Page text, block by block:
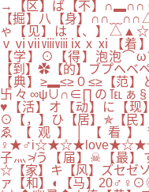
→【区】ば【不】
【掘】八【身】
ゃ【见】は【、】
ⅴⅵⅶⅷⅷⅸⅹⅺ【着】◐
【学】⊙【得】泡泡
【到】✿【的】ブプヘベ
【典】≥▂≤≥０≤≥【范
卐々∞ψ∪∩∈∏の℡ぁ
♥【活】オ【动】に【
⊙【，】ひ【居】✯【民
ゑ【观】│【看
子灬≯う【届】☠【最
☆【家】キ【风】ズセゼ
ァ【和】◐【马】